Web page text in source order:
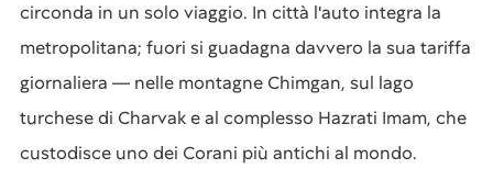
circonda in un solo viaggio. In città l'auto integra la
metropolitana; fuori si guadagna davvero la sua tariffa
giornaliera — nelle montagne Chimgan, sul lago
turchese di Charvak e al complesso Hazrati Imam, che
custodisce uno dei Corani più antichi al mondo.